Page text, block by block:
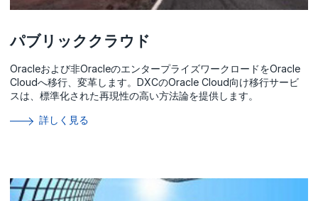
パブリッククラウド
Oracleおよび非OracleのエンタープライズワークロードをOracle
Cloudへ移行、変革します。DXCのOracle Cloud向け移行サービ
スは、標準化された再現性の高い方法論を提供します。
詳しく見る